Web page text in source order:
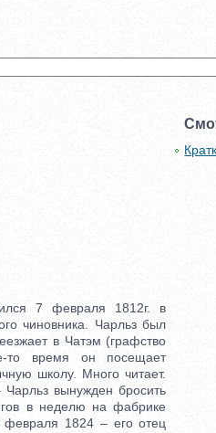
in Prose), герой которой фантастически превращается из бездушного скряги в добрейшего «рождественского» дедушку. 1843-1844 – роман «Мартин Чезлвит» (Martin Chazzlewit), содержащий ещё более острую сатиру. 1844 – повесть «Колокола» (The Chimes), также представляющая собой род социального нравоучения. Главная мысль повести заключается в необходимости великодушия и любви. В июле 1844г. вместе с детьми, женой Кэтрин и её сестрой Джорджиной Хогарт, которая теперь живёт с ними, Диккенс отправляется в Геную. 1845 – выходит повесть «Сверчок на печи» (The Cricket on the Hearth), в которой главный интерес Диккенса сосредотачивается на чисто нравственной, семейно-сентиментальной проблематике. Вернувшись в Лондон, он погружается в заботы по основанию и изданию либеральной газеты «Дейли ньюс» (The Daily News). Издательские конфликты с её владельцами вскоре заставляют Диккенса отказаться от этой работы. 1846 – выходит повесть «Битва жизни» (The Battle of Life) и вторая книга путевых заметок «Картинки из Италии». 1846-1848 – сменив издателей на Бредбери и Эванса, Диккенс выпускает роман «Домби и сын» (Dombey and Son), в центре которого стоит образ собственника, в душе которого стремление к процветанию фирмы вытесняет все человеческие чувства. 1847-1848 – Диккенс принимает участие как режиссёр и актёр в благотворительных любительских спектаклях – «Всяк в своем нраве» Б.Джонсона и «Виндзорские насмешницы» У.Шекспира. 1848 – повесть «Одержимый» (The Haunted Man). 1849-1950 – публикуется роман «Дэвид Копперфилд» (David Copperfield), который с самого начала имеет огромный успех. Самый популярный из всех диккенсовских романов, любимое детище самого автора, «Дэвид Копперфилд» более других связан с биографией писателя. Сквозная тема романа – «непокорное сердце» юного Дэвида, причина всех его ошибок, включая самую серьезную – несчастливый первый брак. 1850 – Диккенс начинает издавать еженедельник ценою в два пенса – «Домашнее чтение». В нём содержалось легкое чтение, различные сведения и сообщения, стихи и рассказы, статьи о социальных, политических и экономических реформах, публиковавшиеся без подписей. В числе авторов Элизабет Гаскелл, Гарриет Мартино, Дж.Мередит, У.Коллинз, Ч.Левер, Ч.Рид и Э.Булвер-Литтон. «Домашнее чтение» сразу же становится популярным, его продажа достигала, несмотря на эпизодические спады, сорока тысяч экземпляров в неделю. В конце 1850г. Диккенс совместно с Булвер-Литтоном основывает «Гильдию литературы и искусства для помощи нуждающимся литераторам». В качестве пожертвования Литтон пишет комедию «Мы не так плохи, как кажемся», премьера которой в исполнении Диккенса с любительской труппой состоится в лондонском особняке герцога Девонширского в присутствии королевы Виктории. В течение следующего года спектакли проходят по всей Англии и Шотландии. 1852-1853 – публикуется роман «Холодный дом» (Bleak House). Действие романа вращается вокруг многолетнего судебного процесса, захватившего несколько поколений истцов и ответчиков и с течением времени утратившего всякое реальное значение. Здесь Диккенс достигает вершин как сатирик и социальный критик. Хотя он не утрачивает чувства юмора, его суждения становятся более горькими, а видение мира безрадостным. 1854 – в «Домашнем чтении» для поднятия упавшего тиража публикуется выпусками роман «Тяжелые времена» (Hard Times). Роман не был высоко оценен ни критиками, ни широким кругом читателей. Яростное обличение индустриализма, небольшое число милых и достоверных героев, гротескность сатиры романа выводили из равновесия не только консерваторов и вполне удовлетворённых жизнью людей, но и тех, кто хотел, чтобы книга заставляла лишь плакать и смеяться, а не мыслить. 1855-1857 – публикуется роман «Крошка Доррит» (L